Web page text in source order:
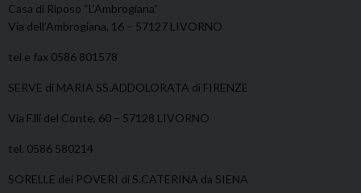
Casa di Riposo “L’Ambrogiana”
Via dell’Ambrogiana, 16 – 57127 LIVORNO
tel e fax 0586 801578
SERVE di MARIA SS.ADDOLORATA di FIRENZE
Via F.lli del Conte, 60 – 57128 LIVORNO
tel. 0586 580214
SORELLE dei POVERI di S.CATERINA da SIENA